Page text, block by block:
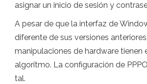
asignar un inicio de sesión y
A pesar de que la interfaz de
diferente de sus versiones
manipulaciones de hardware tienen
algoritmo. La configuración de
tal.